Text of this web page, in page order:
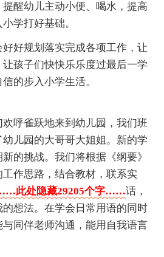
醒幼儿主动小便、喝水，提高
学打好基础。
好规划落实完成各项工作，让
孩子们快快乐乐度过最后一学
的步入小学生活。
呼雀跃地来到幼儿园，我们班
儿园的大哥哥大姐姐。新的学
的挑战。我们将根据《纲要》
作思路，结合教材，联系实
此处隐藏29205个字……话，
想法。在学会日常用语的同时
同伴老师沟通，能用自我语言